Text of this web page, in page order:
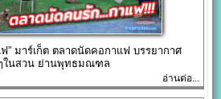
” มาร์เก็ต ตลาดนัดคอกาแฟ บรรยากาศ
ในสวน ย่านพุทธมณฑล
อ่านต่อ...